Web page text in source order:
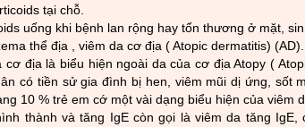
tại chỗ.
uống khi bệnh lan rộng hay tổn th­ương ở mặt,
thể địa , viêm da cơ địa ( Atopic dermatitis) (AD).
cơ địa là biểu hiện ngoài da của cơ địa Atopy (
có tiền sử gia đình bị hen, viêm mũi dị ứng, sốt
10 % trẻ em cớ một vài dạng biểu hiện của viêm
thành và tăng IgE còn gọi là viêm da tăng